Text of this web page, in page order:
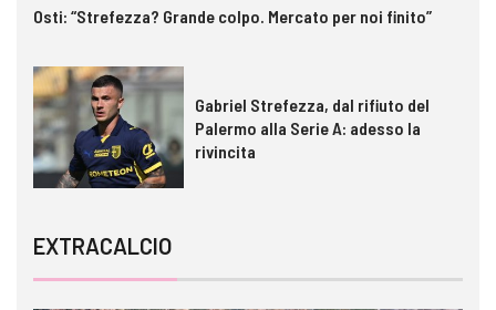
Osti: “Strefezza? Grande colpo. Mercato per noi finito”
Gabriel Strefezza, dal rifiuto del
Palermo alla Serie A: adesso la
rivincita
EXTRACALCIO